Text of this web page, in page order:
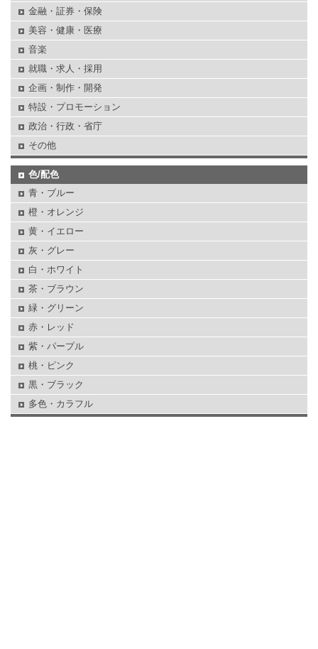
金融・証券・保険
美容・健康・医療
音楽
就職・求人・採用
企画・制作・開発
特設・プロモーション
政治・行政・省庁
その他
色/配色
青・ブルー
橙・オレンジ
黄・イエロー
灰・グレー
白・ホワイト
茶・ブラウン
緑・グリーン
赤・レッド
紫・パープル
桃・ピンク
黒・ブラック
多色・カラフル